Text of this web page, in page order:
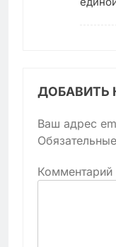
ДОБАВИТЬ
Ваш адрес
Комментарий